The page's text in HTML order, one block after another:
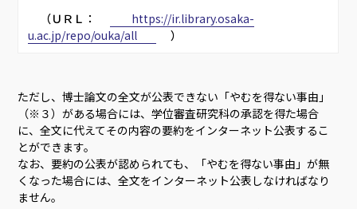
     （ＵＲＬ：
         https://ir.library.osaka-
u.ac.jp/repo/ouka/all
      ）
ただし、博士論文の全文が公表できない「やむを得ない事由」
（※３）がある場合には、学位審査研究科の承認を得た場合
に、全文に代えてその内容の要約をインターネット公表するこ
とができます。
なお、要約の公表が認められても、「やむを得ない事由」が無
くなった場合には、全文をインターネット公表しなければなり
ません。